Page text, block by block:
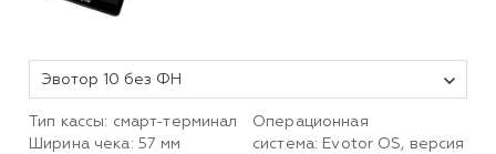
Эвотор 10 без ФН
Тип кассы: смарт-терминал
Ширина чека: 57 мм
Операционная
система: Evotor OS, версия